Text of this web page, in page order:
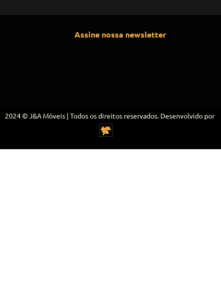
Assine nossa newsletter
2024 © J&A Móveis | Todos os direitos reservados. Desenvolvido por